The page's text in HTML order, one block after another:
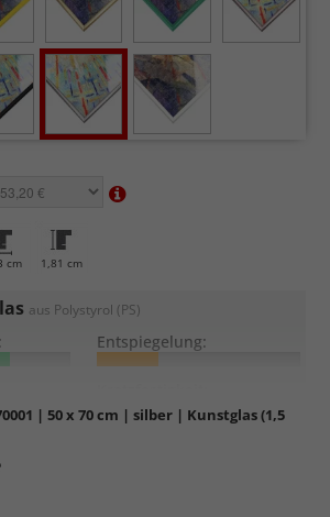
cm 1,81 cm
aus Polystyrol (PS)
Entspiegelung:
gut erkennbar
| 50 x 70 cm | silber | Kunstglas (1,5